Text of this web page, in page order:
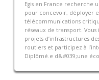
Egis en France recherche
pour concevoir, déployer
télécommunications
réseaux de transport.
projets d’infrastructures
routiers et participez à
Diplômé.e d&#039;une